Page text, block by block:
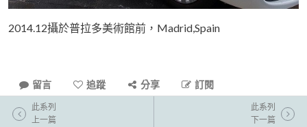
2014.12攝於普拉多美術館前，Madrid,Spain
留言 追蹤 分享 訂閱
此系列
上一篇
此系列
下一篇